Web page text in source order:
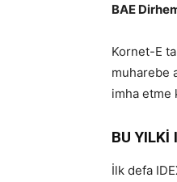
BAE
Kornet-E
muharebe
imha etme
BU YILKİ
İlk defa